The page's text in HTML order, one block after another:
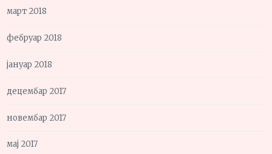
март 2018
фебруар 2018
јануар 2018
децембар 2017
новембар 2017
мај 2017